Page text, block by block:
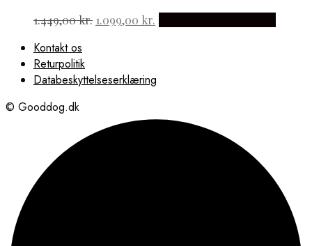
1.449,00kr. Den
1.449,00 kr..
1.099,00 kr.
1.099,00 kr..
Kontakt os
Returpolitik
Databeskyttelseserklæring
© Gooddog.dk